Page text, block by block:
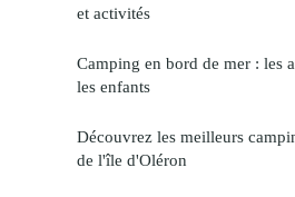
et activités
Camping en bord de mer : les
les enfants
Découvrez les meilleurs
de l'île d'Oléron